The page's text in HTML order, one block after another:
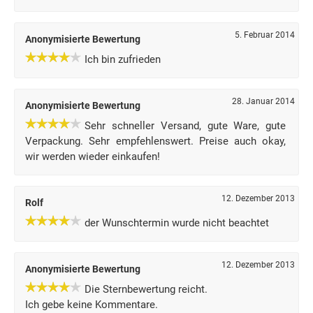
Anonymisierte Bewertung 5. Februar 2014
Ich bin zufrieden
Anonymisierte Bewertung 28. Januar 2014
Sehr schneller Versand, gute Ware, gute
Verpackung. Sehr empfehlenswert. Preise auch okay,
wir werden wieder einkaufen!
Rolf 12. Dezember 2013
der Wunschtermin wurde nicht beachtet
Anonymisierte Bewertung 12. Dezember 2013
Die Sternbewertung reicht.
Ich gebe keine Kommentare.